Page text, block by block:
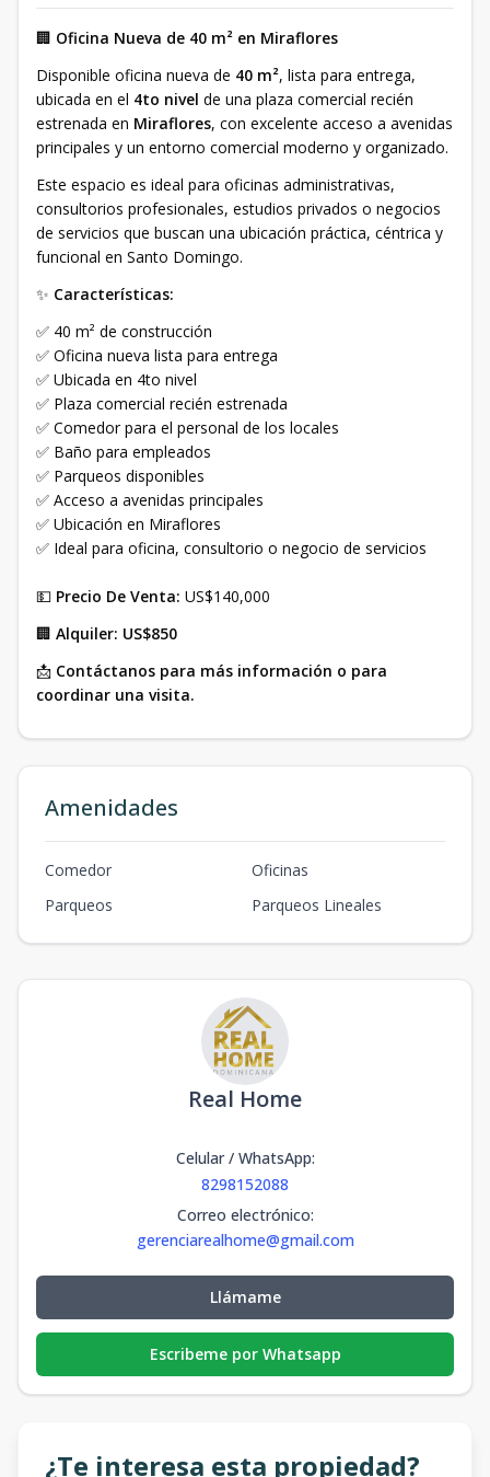
🏢 Oficina Nueva de 40 m² en Miraflores
Disponible oficina nueva de 40 m², lista para entrega,
ubicada en el 4to nivel de una plaza comercial recién
estrenada en Miraflores, con excelente acceso a avenidas
principales y un entorno comercial moderno y organizado.
Este espacio es ideal para oficinas administrativas,
consultorios profesionales, estudios privados o negocios
de servicios que buscan una ubicación práctica, céntrica y
funcional en Santo Domingo.
✨ Características:
✅ 40 m² de construcción
✅ Oficina nueva lista para entrega
✅ Ubicada en 4to nivel
✅ Plaza comercial recién estrenada
✅ Comedor para el personal de los locales
✅ Baño para empleados
✅ Parqueos disponibles
✅ Acceso a avenidas principales
✅ Ubicación en Miraflores
✅ Ideal para oficina, consultorio o negocio de servicios
💵 Precio De Venta: US$140,000
🏢 Alquiler: US$850
📩 Contáctanos para más información o para
coordinar una visita.
Amenidades
Comedor
Oficinas
Parqueos
Parqueos Lineales
Real Home
Celular / WhatsApp:
8298152088
Correo electrónico:
gerenciarealhome@gmail.com
Llámame
Escribeme por Whatsapp
¿Te interesa esta propiedad?